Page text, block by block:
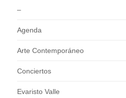
–
Agenda
Arte Contemporáneo
Conciertos
Evaristo Valle